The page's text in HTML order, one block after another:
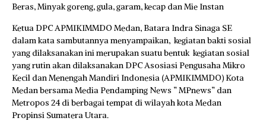
Beras, Minyak goreng, gula, garam, kecap dan Mie Instan
Ketua DPC APMIKIMMDO Medan, Batara Indra Sinaga SE
dalam kata sambutannya menyampaikan, kegiatan bakti sosial
yang dilaksanakan ini merupakan suatu bentuk kegiatan sosial
yang rutin akan dilaksanakan DPC Asosiasi Pengusaha Mikro
Kecil dan Menengah Mandiri Indonesia (APMIKIMMDO) Kota
Medan bersama Media Pendamping News ” MPnews” dan
Metropos 24 di berbagai tempat di wilayah kota Medan
Propinsi Sumatera Utara.